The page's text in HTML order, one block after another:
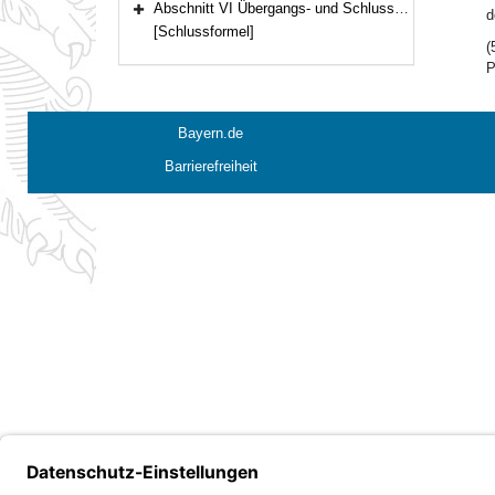
Bereich erweitern
Abschnitt VI Übergangs- und Schlussbestimmungen (Art. 28a–29)
[Schlussformel]
Bayern.de
Barrierefreiheit